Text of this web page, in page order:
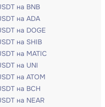
на BNB
на ADA
на DOGE
на SHIB
на MATIC
на UNI
на ATOM
на BCH
на NEAR